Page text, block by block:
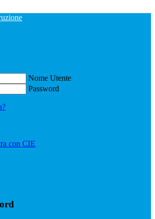
Nome Utente
Password
con CIE